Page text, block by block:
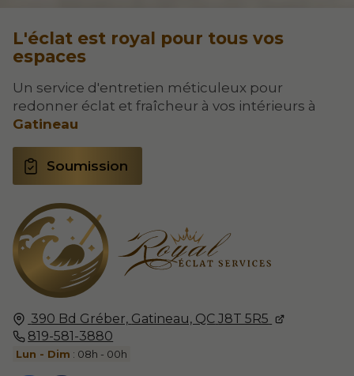
390 Bd Gréber, Gatineau, QC J8T 5R5
819-581-3880
Lun - Dim : 08h - 00h
L'éclat est royal pour tous vos
espaces
Un service d'entretien méticuleux pour
redonner éclat et fraîcheur à vos intérieurs à
Gatineau
Soumission